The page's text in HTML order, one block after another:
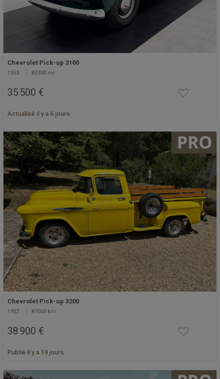
Chevrolet Pick-up 3100
1953 83330 mi
35 500 €
Actualisé il y a 6 jours
Chevrolet Pick-up 3200
1957 87000 km
38 900 €
Publié il y a 19 jours